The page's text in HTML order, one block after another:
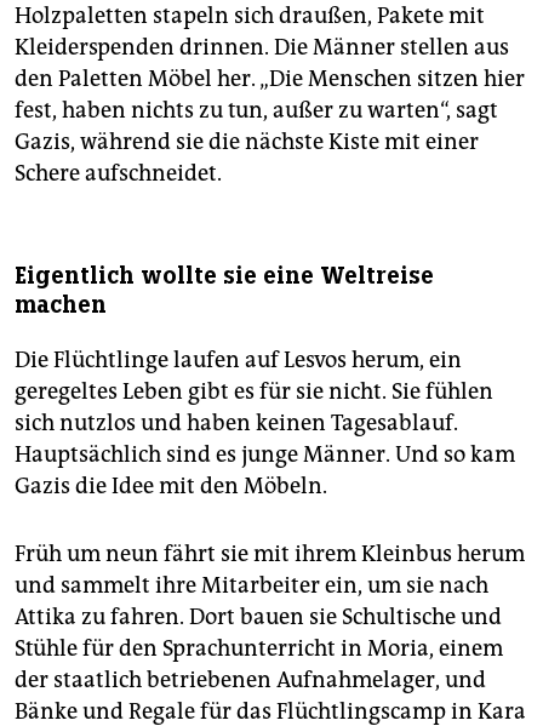
Holzpaletten stapeln sich draußen, Pakete mit
Kleiderspenden drinnen. Die Männer stellen aus
den Paletten Möbel her. „Die Menschen sitzen hier
fest, haben nichts zu tun, außer zu warten“, sagt
Gazis, während sie die nächste Kiste mit einer
Schere aufschneidet.
Eigentlich wollte sie eine Weltreise
machen
Die Flüchtlinge laufen auf Lesvos herum, ein
geregeltes Leben gibt es für sie nicht. Sie fühlen
sich nutzlos und haben keinen Tagesablauf.
Hauptsächlich sind es junge Männer. Und so kam
Gazis die Idee mit den Möbeln.
Früh um neun fährt sie mit ihrem Kleinbus herum
und sammelt ihre Mitarbeiter ein, um sie nach
Attika zu fahren. Dort bauen sie Schultische und
Stühle für den Sprachunterricht in Moria, einem
der staatlich betriebenen Aufnahmelager, und
Bänke und Regale für das Flüchtlingscamp in Kara